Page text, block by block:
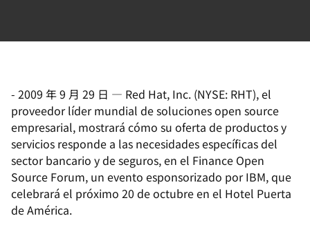
- 2009 年 9 月 29 日 — Red Hat, Inc. (NYSE: RHT), el
proveedor líder mundial de soluciones open source
empresarial, mostrará cómo su oferta de productos y
servicios responde a las necesidades específicas del
sector bancario y de seguros, en el Finance Open
Source Forum, un evento esponsorizado por IBM, que
celebrará el próximo 20 de octubre en el Hotel Puerta
de América.